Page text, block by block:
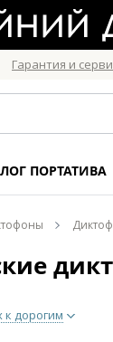
Гарантия и
ПОРТАТИВА
дорогим